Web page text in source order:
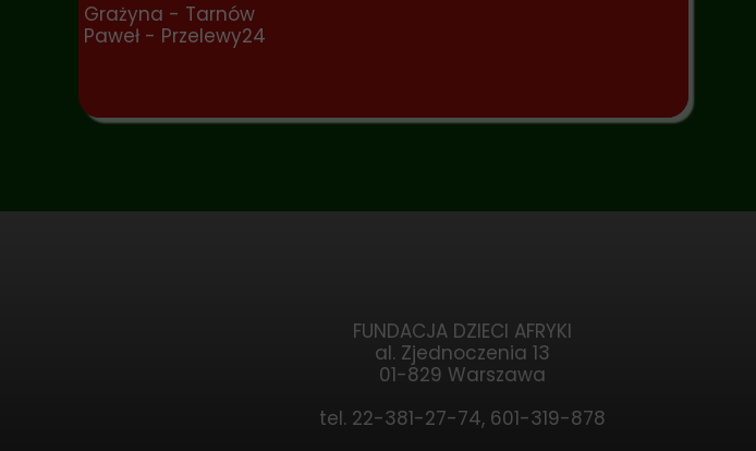
Grażyna - Tarnów
Paweł - Przelewy24
FUNDACJA DZIECI AFRYKI
al. Zjednoczenia 13
01-829 Warszawa
tel. 22-381-27-74, 601-319-878